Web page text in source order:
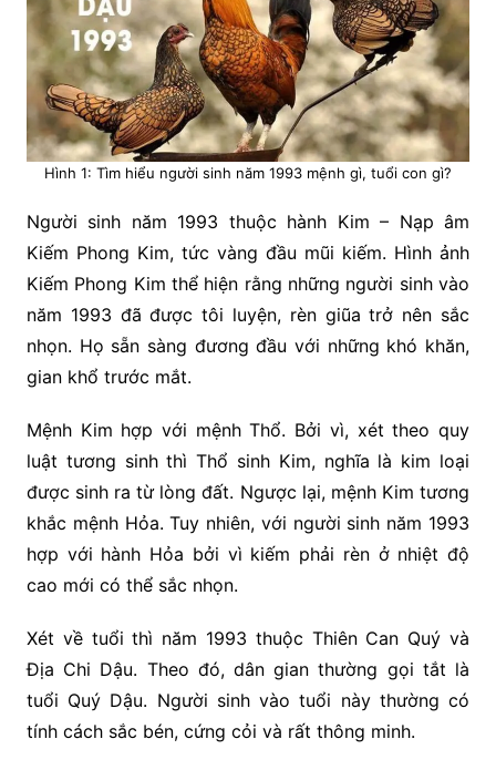
Hình 1: Tìm hiểu người sinh năm 1993 mệnh gì, tuổi con gì?
Người sinh năm 1993 thuộc hành Kim – Nạp âm
Kiếm Phong Kim, tức vàng đầu mũi kiếm. Hình ảnh
Kiếm Phong Kim thể hiện rằng những người sinh vào
năm 1993 đã được tôi luyện, rèn giũa trở nên sắc
nhọn. Họ sẵn sàng đương đầu với những khó khăn,
gian khổ trước mắt.
Mệnh Kim hợp với mệnh Thổ. Bởi vì, xét theo quy
luật tương sinh thì Thổ sinh Kim, nghĩa là kim loại
được sinh ra từ lòng đất. Ngược lại, mệnh Kim tương
khắc mệnh Hỏa. Tuy nhiên, với người sinh năm 1993
hợp với hành Hỏa bởi vì kiếm phải rèn ở nhiệt độ
cao mới có thể sắc nhọn.
Xét về tuổi thì năm 1993 thuộc Thiên Can Quý và
Địa Chi Dậu. Theo đó, dân gian thường gọi tắt là
tuổi Quý Dậu. Người sinh vào tuổi này thường có
tính cách sắc bén, cứng cỏi và rất thông minh.